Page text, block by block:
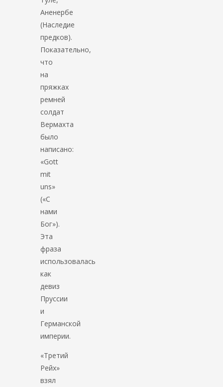
Аненербе
(Наследие
предков).
Показательно,
что
на
пряжках
ремней
солдат
Вермахта
было
написано:
«Gott
mit
uns»
(«С
нами
Бог»).
Эта
фраза
использовалась
как
девиз
Пруссии
и
Германской
империи.
«Третий
Рейх»
взял